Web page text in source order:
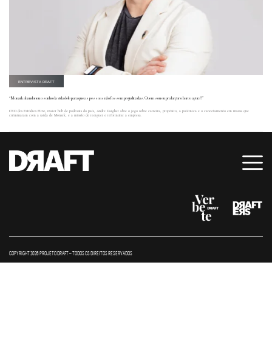
ENTREVISTA DRAFT
“Monark abandonou o sonho da vida dele para que as pessoas não fossem prejudicadas. Quem sou eu pra largar o barco agora?”
CEO dos Estúdios Flow, maior hub de podcasts do país, Andre Gaigher abre o jogo sobre carreira, propósito, a polêmica e o cancelamento em massa que
culminaram com a saída de Monark, e a missão de reerguer e reformular a empresa.
COPYRIGHT 2026 PROJETO DRAFT – TODOS OS DIREITOS RESERVADOS